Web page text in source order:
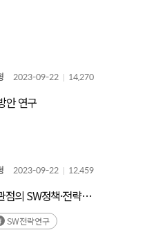
2023-09-22 14,270
안 연구
2023-09-22 12,459
의 SW정책·전략
SW전략연구